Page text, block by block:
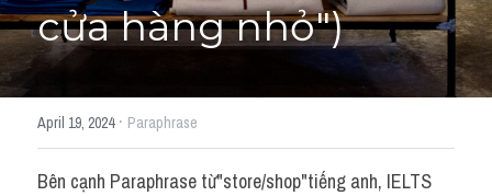
cửa hàng nhỏ")
April 19, 2024· Paraphrase
Bên cạnh Paraphrase từ"store/shop"tiếng anh, IELTS